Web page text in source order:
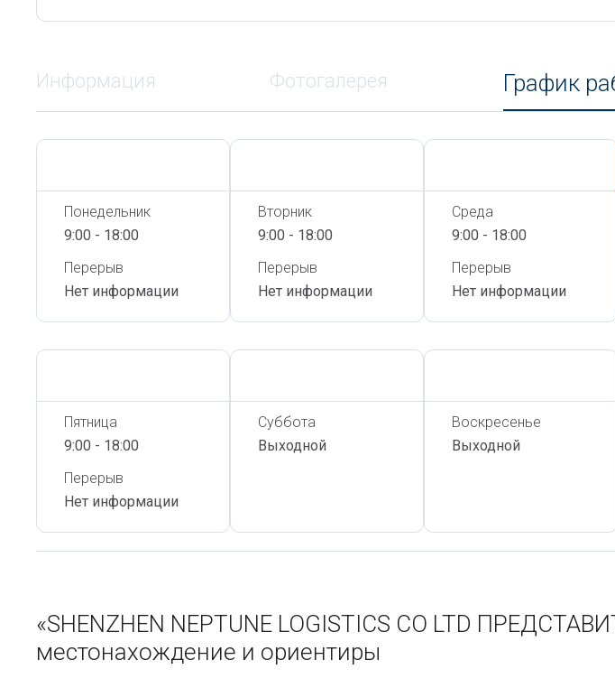
Информация Фотогалерея График
Понедельник
9:00 - 18:00
Перерыв
Нет информации
Вторник
9:00 - 18:00
Перерыв
Нет информации
Среда
9:00 - 18:00
Перерыв
Нет информации
Пятница
9:00 - 18:00
Перерыв
Нет информации
Суббота
Выходной
Воскресенье
Выходной
«SHENZHEN NEPTUNE LOGISTICS CO LTD
местонахождение и ориентиры